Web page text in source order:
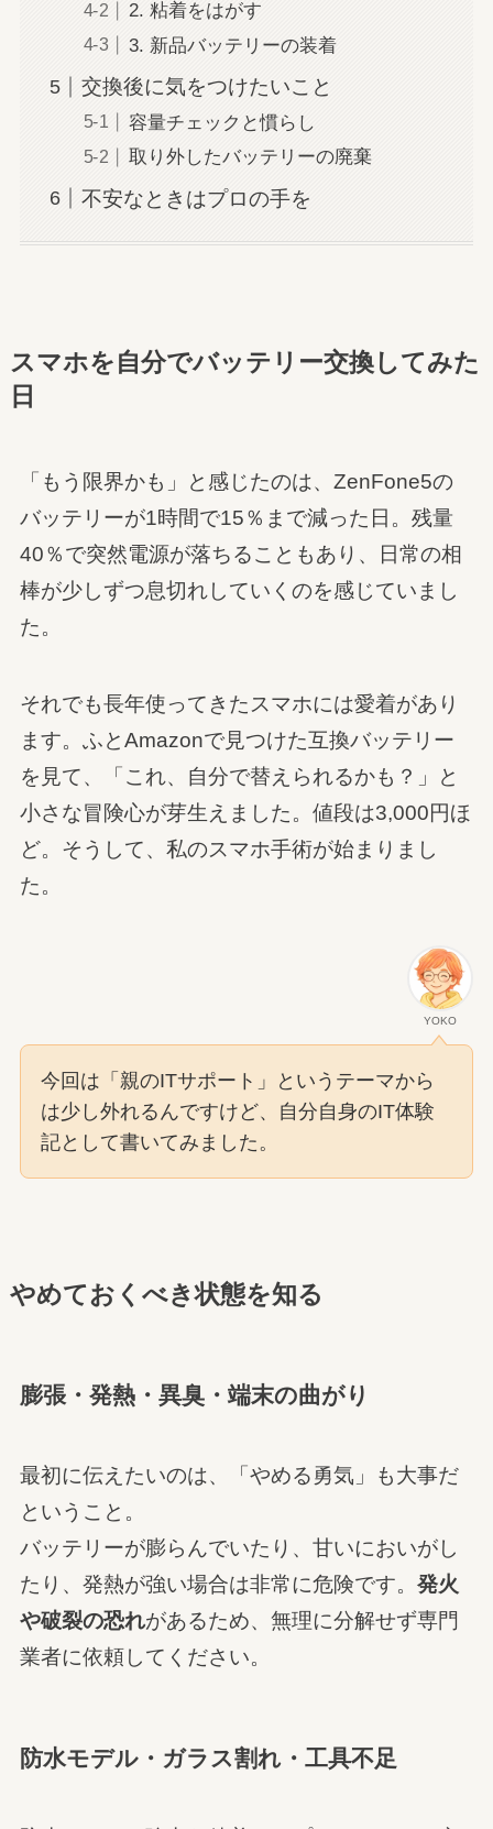
2. 粘着をはがす
3. 新品バッテリーの装着
交換後に気をつけたいこと
容量チェックと慣らし
取り外したバッテリーの廃棄
不安なときはプロの手を
スマホを自分でバッテリー交換してみた
日
「もう限界かも」と感じたのは、ZenFone5の
バッテリーが1時間で15％まで減った日。残量
40％で突然電源が落ちることもあり、日常の相
棒が少しずつ息切れしていくのを感じていまし
た。
それでも長年使ってきたスマホには愛着があり
ます。ふとAmazonで見つけた互換バッテリー
を見て、「これ、自分で替えられるかも？」と
小さな冒険心が芽生えました。値段は3,000円ほ
ど。そうして、私のスマホ手術が始まりまし
た。
YOKO
今回は「親のITサポート」というテーマから
は少し外れるんですけど、自分自身のIT体験
記として書いてみました。
やめておくべき状態を知る
膨張・発熱・異臭・端末の曲がり
最初に伝えたいのは、「やめる勇気」も大事だ
ということ。
バッテリーが膨らんでいたり、甘いにおいがし
たり、発熱が強い場合は非常に危険です。 発火
や破裂の恐れがあるため、無理に分解せず専門
業者に依頼してください。
防水モデル・ガラス割れ・工具不足